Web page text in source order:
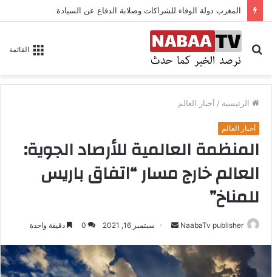
المغرب دولة الوفاء للشراكات وصلابة الدفاع عن السيادة
القائمة
بحث
عن
الرئيسية / أخبار العالم
أخبار العالم
المنظمة العالمية للأرصاد الجوية:
العالم خارج مسار “اتفاق باريس
للمناخ”
NaabaTv publisher
س
سبتمبر 16, 2021 0 دقيقة واحدة